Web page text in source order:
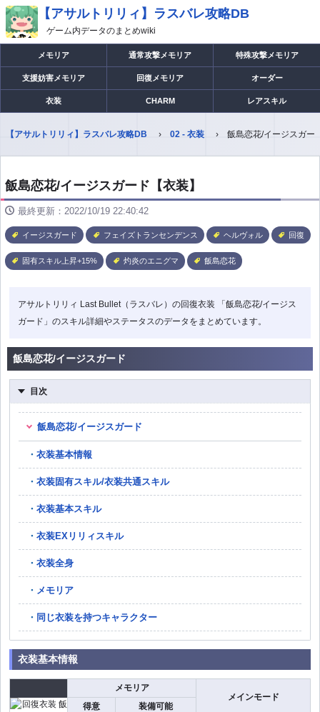
【アサルトリリィ】ラスバレ攻略DB
ゲーム内データのまとめwiki
メモリア 通常攻撃メモリア 特殊攻撃メモリア
支援妨害メモリア 回復メモリア オーダー
衣装 CHARM レアスキル
【アサルトリリィ】ラスバレ攻略DB 02 - 衣装 飯島恋花/イージスガー
飯島恋花/イージスガード【衣装】
最終更新：2022/10/19 22:40:42
イージスガード フェイズトランセンデンス ヘルヴォル 回復
固有スキル上昇+15% 灼炎のエニグマ 飯島恋花
アサルトリリィ Last Bullet（ラスバレ）の回復衣装 「飯島恋花/イージス
ガード」のスキル詳細やステータスのデータをまとめています。
飯島恋花/イージスガード
目次
飯島恋花/イージスガード
衣装基本情報
衣装固有スキル/衣装共通スキル
衣装基本スキル
衣装EXリリィスキル
衣装全身
メモリア
同じ衣装を持つキャラクター
衣装基本情報
メモリア
メインモード
得意
装備可能